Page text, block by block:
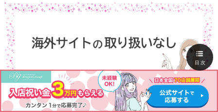
釧路のチャトレ事務所は、海外サイトの取り扱いがない店
目次